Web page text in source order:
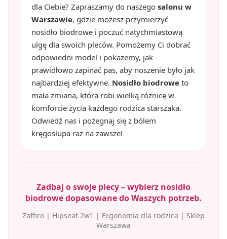
dla Ciebie? Zapraszamy do naszego salonu w
Warszawie, gdzie możesz przymierzyć
nosidło biodrowe i poczuć natychmiastową
ulgę dla swoich pleców. Pomożemy Ci dobrać
odpowiedni model i pokażemy, jak
prawidłowo zapinać pas, aby noszenie było jak
najbardziej efektywne. Nosidło biodrowe to
mała zmiana, która robi wielką różnicę w
komforcie życia każdego rodzica starszaka.
Odwiedź nas i pożegnaj się z bólem
kręgosłupa raz na zawsze!
Zadbaj o swoje plecy – wybierz nosidło
biodrowe dopasowane do Waszych potrzeb.
Zaffiro | Hipseat 2w1 | Ergonomia dla rodzica | Sklep
Warszawa